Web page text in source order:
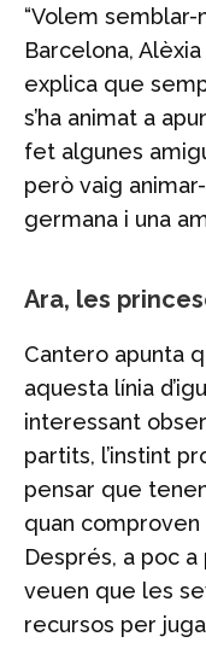
“Volem semblar-
Barcelona,
explica que
s’ha animat a
fet algunes
però vaig
germana i una
Ara, les
Cantero apunta
aquesta línia
interessant
partits, l’instint
pensar que
quan
Després, a poc
veuen que les
recursos per